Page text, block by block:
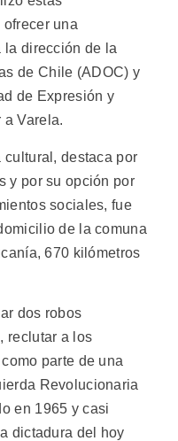
una
la dirección de la
de Chile (ADOC) y
de Expresión y
Varela.
cultural, destaca por
y por su opción por
sociales, fue
de la comuna
670 kilómetros
dos robos
reclutar a los
parte de una
Revolucionaria
en 1965 y casi
dictadura del hoy